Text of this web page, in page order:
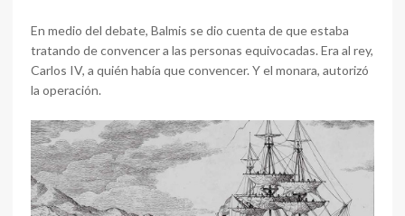
En medio del debate, Balmis se dio cuenta de que estaba
tratando de convencer a las personas equivocadas. Era al rey,
Carlos IV, a quién había que convencer. Y el monara, autorizó
la operación.